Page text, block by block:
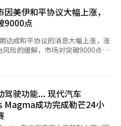
议题上未能达成一致。工会在12
的谈判中要求
加去年净利润的30%作为奖金。
65岁、增加新员工招聘及提高奖金
是否罢工”，并指出“与公司之间
工智能（AI）系统翻译与编辑。
因美伊和平协议大幅上涨，
9000点
达成和平协议的消息大幅上涨，涨
险的缓解，市场对突破9000点的
早上9时6分，证券市场启动了程序
自12日以来连续第二个交易日启动
成和平协议。特朗普表示：“与伊
驾驶功能... 现代汽车
Magma成功完成勒芒24小